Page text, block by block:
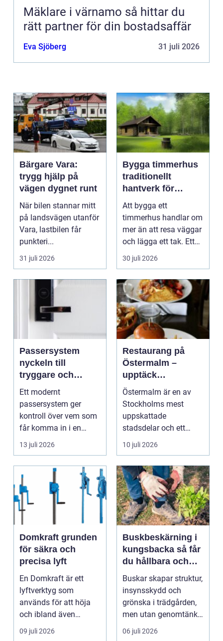
Mäklare i värnamo så hittar du
rätt partner för din bostadsaffär
Eva Sjöberg 31 juli 2026
Bärgare Vara:
trygg hjälp på
vägen dygnet runt
När bilen stannar mitt
på landsvägen utanför
Vara, lastbilen får
punkteri...
31 juli 2026
Bygga timmerhus
traditionellt
hantverk för
moderna behov
Att bygga ett
timmerhus handlar om
mer än att resa väggar
och lägga ett tak. Ett
timmerhus är ett lå...
30 juli 2026
Passersystem
nyckeln till
tryggare och
smidigare tillträde
Ett modernt
passersystem ger
kontroll över vem som
får komma in i en
byggnad, när de får
komma in oc...
13 juli 2026
Restaurang på
Östermalm –
upptäck
matupplevelser i
en av Stockholms
mest attraktiva
stadsdelar
Östermalm är en av
Stockholms mest
uppskattade
stadsdelar och ett
självklart val f&ou...
10 juli 2026
Domkraft grunden
för säkra och
precisa lyft
En Domkraft är ett
lyftverktyg som
används för att höja
och ibland även
positionera tunga
objekt, so...
09 juli 2026
Buskbeskärning i
kungsbacka så får
du hållbara och
vackra buskar året
runt
Buskar skapar struktur,
insynsskydd och
grönska i trädgården,
men utan genomtänkt
beskärning blir de...
06 juli 2026